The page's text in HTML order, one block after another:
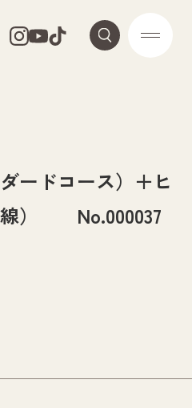
ードコース）＋ヒ
線） No.000037